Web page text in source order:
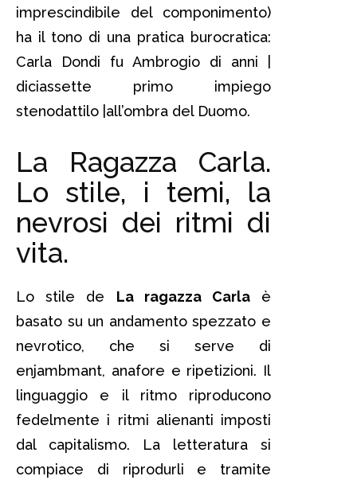
imprescindibile del componimento)
ha il tono di una pratica burocratica:
Carla Dondi fu Ambrogio di anni |
diciassette primo impiego
stenodattilo |all’ombra del Duomo.
La Ragazza Carla.
Lo stile, i temi, la
nevrosi dei ritmi di
vita.
Lo stile de La ragazza Carlaè
basato su un andamento spezzato e
nevrotico, che si serve di
enjambmant, anafore e ripetizioni. Il
linguaggio e il ritmo riproducono
fedelmente i ritmi alienanti imposti
dal capitalismo. La letteratura si
compiace di riprodurli e tramite